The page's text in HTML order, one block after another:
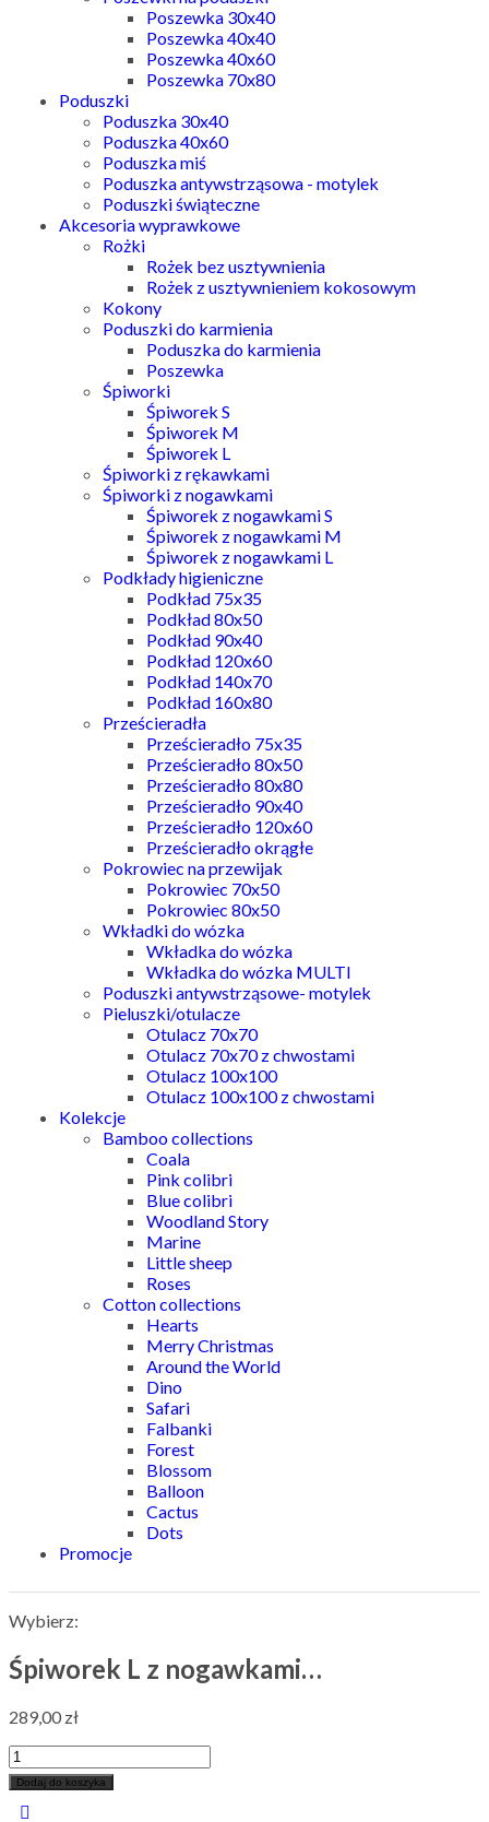
Poszewka 30x40
Poszewka 40x40
Poszewka 40x60
Poszewka 70x80
Poduszki
Poduszka 30x40
Poduszka 40x60
Poduszka miś
Poduszka antywstrząsowa - motylek
Poduszki świąteczne
Akcesoria wyprawkowe
Rożki
Rożek bez usztywnienia
Rożek z usztywnieniem kokosowym
Kokony
Poduszki do karmienia
Poduszka do karmienia
Poszewka
Śpiworki
Śpiworek S
Śpiworek M
Śpiworek L
Śpiworki z rękawkami
Śpiworki z nogawkami
Śpiworek z nogawkami S
Śpiworek z nogawkami M
Śpiworek z nogawkami L
Podkłady higieniczne
Podkład 75x35
Podkład 80x50
Podkład 90x40
Podkład 120x60
Podkład 140x70
Podkład 160x80
Prześcieradła
Prześcieradło 75x35
Prześcieradło 80x50
Prześcieradło 80x80
Prześcieradło 90x40
Prześcieradło 120x60
Prześcieradło okrągłe
Pokrowiec na przewijak
Pokrowiec 70x50
Pokrowiec 80x50
Wkładki do wózka
Wkładka do wózka
Wkładka do wózka MULTI
Poduszki antywstrząsowe- motylek
Pieluszki/otulacze
Otulacz 70x70
Otulacz 70x70 z chwostami
Otulacz 100x100
Otulacz 100x100 z chwostami
Kolekcje
Bamboo collections
Coala
Pink colibri
Blue colibri
Woodland Story
Marine
Little sheep
Roses
Cotton collections
Hearts
Merry Christmas
Around the World
Dino
Safari
Falbanki
Forest
Blossom
Balloon
Cactus
Dots
Promocje
Wybierz:
Śpiworek L z nogawkami…
289,00 zł
Dodaj do koszyka